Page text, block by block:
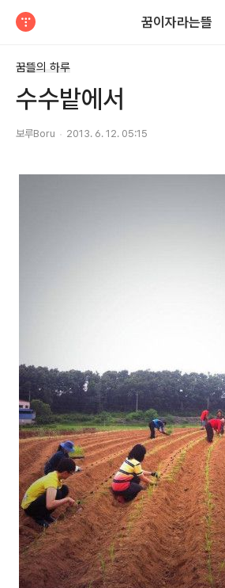
꿈이자라는뜰
꿈뜰의 하루
수수밭에서
보루Boru 2013. 6. 12. 05:15